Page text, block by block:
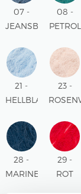
07 -
JEANSBLAU
COLOUR
08 -
PETROL
COLOUR
21 -
HELLBLAU
23 -
COLOUR
28 -
MARINEBLAU
29 -
ROT